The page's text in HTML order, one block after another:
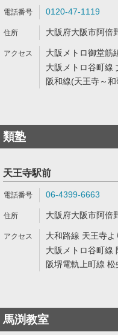
0120-47-1119
大阪府大阪市阿倍
大阪メトロ御堂筋
大阪メトロ谷町線
阪和線(天王寺～
類塾
天王寺駅前
06-4399-6663
大阪府大阪市阿倍
大和路線 天王寺
大阪メトロ谷町線
阪堺電軌上町線
馬渕教室